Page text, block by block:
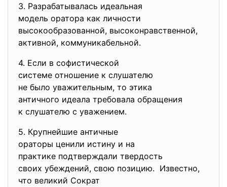
3. Разрабатывалась идеальная
модель оратора как личности
высокообразованной, высоконравственной,
активной, коммуникабельной.
4. Если в софистической
системе отношение к слушателю
не было уважительным, то этика
античного идеала требовала обращения
к слушателю с уважением.
5. Крупнейшие античные
ораторы ценили истину и на
практике подтверждали твердость
своих убеждений, свою позицию. Известно,
что великий Сократ